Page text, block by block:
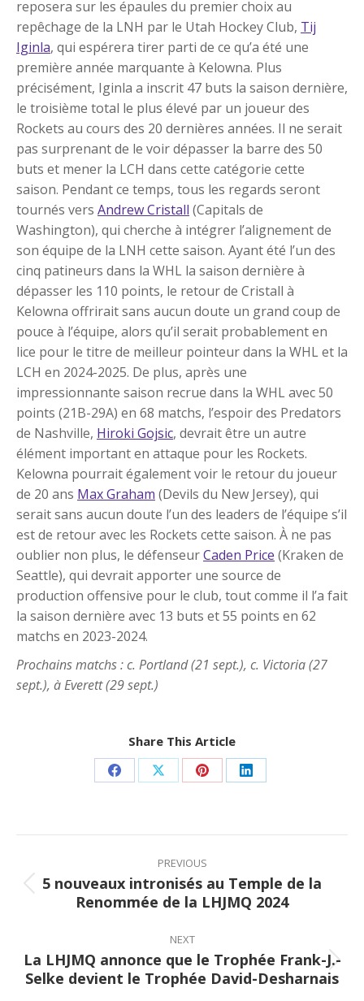
reposera sur les épaules du premier choix au
repêchage de la LNH par le Utah Hockey Club, Tij
Iginla, qui espérera tirer parti de ce qu’a été une
première année marquante à Kelowna. Plus
précisément, Iginla a inscrit 47 buts la saison dernière,
le troisième total le plus élevé par un joueur des
Rockets au cours des 20 dernières années. Il ne serait
pas surprenant de le voir dépasser la barre des 50
buts et mener la LCH dans cette catégorie cette
saison. Pendant ce temps, tous les regards seront
tournés vers Andrew Cristall (Capitals de
Washington), qui cherche à intégrer l’alignement de
son équipe de la LNH cette saison. Ayant été l’un des
cinq patineurs dans la WHL la saison dernière à
dépasser les 110 points, le retour de Cristall à
Kelowna offrirait sans aucun doute un grand coup de
pouce à l’équipe, alors qu’il serait probablement en
lice pour le titre de meilleur pointeur dans la WHL et la
LCH en 2024-2025. De plus, après une
impressionnante saison recrue dans la WHL avec 50
points (21B-29A) en 68 matchs, l’espoir des Predators
de Nashville, Hiroki Gojsic, devrait être un autre
élément important en attaque pour les Rockets.
Kelowna pourrait également voir le retour du joueur
de 20 ans Max Graham (Devils du New Jersey), qui
serait sans aucun doute l’un des leaders de l’équipe s’il
est de retour avec les Rockets cette saison. À ne pas
oublier non plus, le défenseurCaden Price (Kraken de
Seattle), qui devrait apporter une source de
production offensive pour le club, tout comme il l’a fait
la saison dernière avec 13 buts et 55 points en 62
matchs en 2023-2024.
Prochains matchs : c. Portland (21 sept.), c. Victoria (27
sept.), à Everett (29 sept.)
Share This Article
Share Share Share Share
Post
navigation
PREVIOUS
Previous
post:
5 nouveaux intronisés au Temple de la
Renommée de la LHJMQ 2024
NEXT
Next
post:
La LHJMQ annonce que le Trophée Frank-J.-
Selke devient le Trophée David-Desharnais